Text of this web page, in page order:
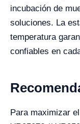
incubación de
soluciones. La
temperatura
confiables en
Para maximizar